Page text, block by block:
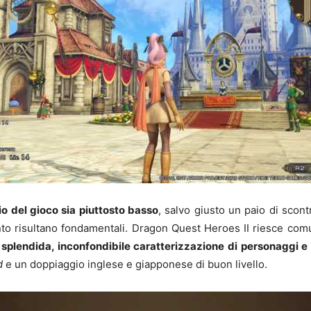
del gioco sia piuttosto basso, salvo giusto un paio di
risultano fondamentali. Dragon Quest Heroes II riesce
splendida, inconfondibile caratterizzazione di personaggi
e un doppiaggio inglese e giapponese di buon livello.